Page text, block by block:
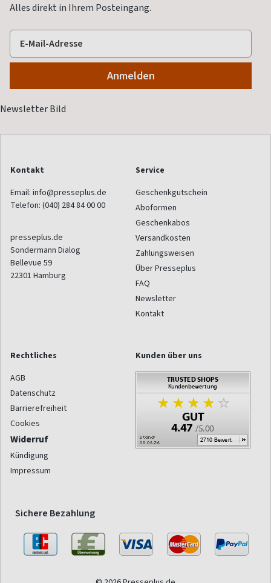
Alles direkt in Ihrem Posteingang.
Kontakt
Email: info@presseplus.de
Telefon: (040) 284 84 00 00
presseplus.de
Sondermann Dialog
Bellevue 59
22301 Hamburg
Service
Geschenkgutschein
Aboformen
Geschenkabos
Versandkosten
Zahlungsweisen
Über Presseplus
FAQ
Newsletter
Kontakt
Rechtliches
AGB
Datenschutz
Barrierefreiheit
Cookies
Widerruf
Kündigung
Impressum
Kunden über uns
Sichere Bezahlung